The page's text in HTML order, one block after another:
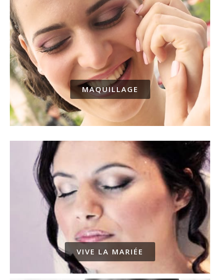
MAQUILLAGE
VIVE LA MARIÉE